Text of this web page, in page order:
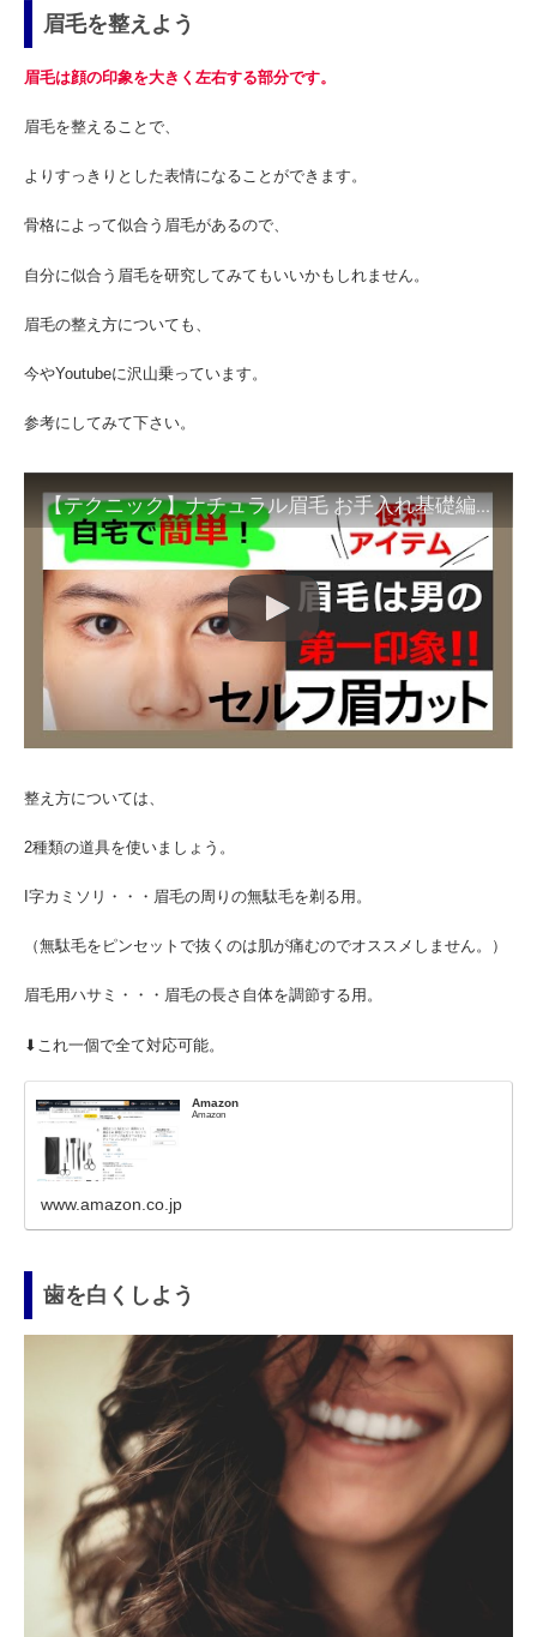
眉毛を整えよう
眉毛は顔の印象を大きく左右する部分です。
眉毛を整えることで、
よりすっきりとした表情になることができます。
骨格によって似合う眉毛があるので、
自分に似合う眉毛を研究してみてもいいかもしれません。
眉毛の整え方についても、
今やYoutubeに沢山乗っています。
参考にしてみて下さい。
【テクニック】ナチュラル眉毛 お手入れ基礎編［公式］
整え方については、
2種類の道具を使いましょう。
I字カミソリ・・・眉毛の周りの無駄毛を剃る用。
（無駄毛をピンセットで抜くのは肌が痛むのでオススメしません。）
眉毛用ハサミ・・・眉毛の長さ自体を調節する用。
⬇︎これ一個で全て対応可能。
Amazon
Amazon
www.amazon.co.jp
歯を白くしよう